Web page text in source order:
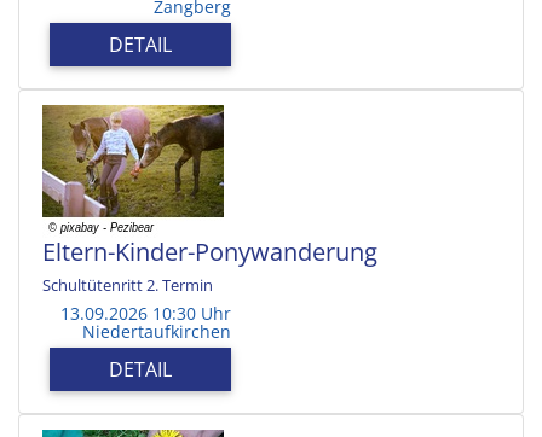
Zangberg
DETAIL
Eltern-Kinder-Ponywanderung
Schultütenritt 2. Termin
13.09.2026 10:30 Uhr
Niedertaufkirchen
DETAIL